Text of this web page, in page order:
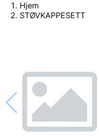
Hjem
STØVKAPPESETT